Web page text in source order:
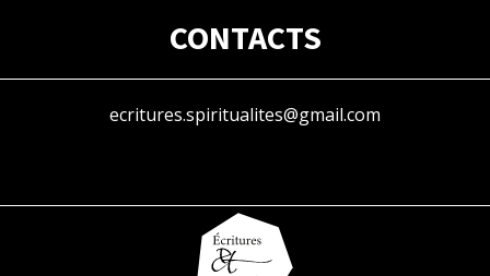
CONTACTS
ecritures.spiritualites@gmail.com